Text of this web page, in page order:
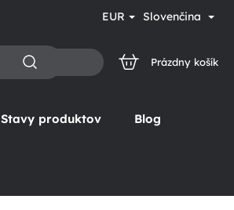
EUR Slovenčina
NÁKUPNÝ
Prázdny košík
Stavy produktov Blog